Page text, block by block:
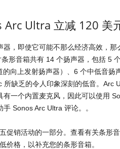
Arc Ultra 立减 120 美
器，即使它可能不那么经济高效，
形音箱共有 14 个扬声器，包括 5
向上发射扬声器）、6 个中低音扬
所缺乏的令人印象深刻的低音。Arc
有一个内置麦克风，因此可以使用
Sonos Arc Ultra 评论。。
促销活动的一部分。查看有关条形
价格，以补充您的条形音箱。